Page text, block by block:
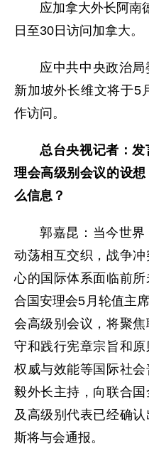
应加拿大外长阿南
日至30日访问加拿大。
应中共中央政治局
新加坡外长维文将于5
作访问。
总台央视记者：
理会高级别会议的设
么信息？
郭嘉昆：当今世
动荡相互交织，战争
心的国际体系面临前
合国安理会5月轮值主
会高级别会议，将聚
守和践行宪章宗旨和
权威与效能等国际社
毅外长主持，向联合
及高级别代表已经确
斯将与会通报。